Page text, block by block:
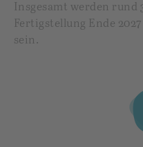
Insgesamt werden
Fertigstellung Ende
sein.